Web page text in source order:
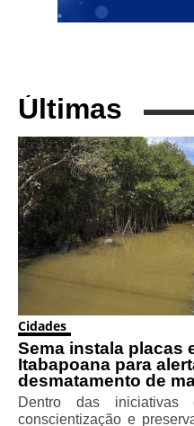
Últimas
Cidades
Sema instala placas
Itabapoana para
desmatamento de
Dentro das
conscientização e